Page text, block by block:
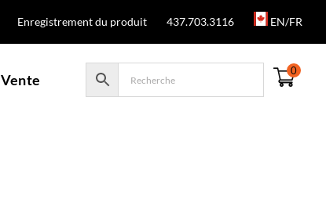
Enregistrement du produit 437.703.3116 EN/FR
Vente
0